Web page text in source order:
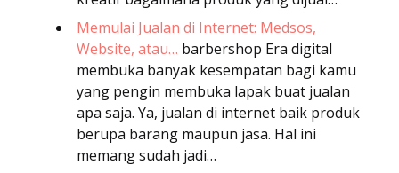
Memulai Jualan di Internet: Medsos,
Website, atau… barbershop Era digital
membuka banyak kesempatan bagi kamu
yang pengin membuka lapak buat jualan
apa saja. Ya, jualan di internet baik produk
berupa barang maupun jasa. Hal ini
memang sudah jadi…